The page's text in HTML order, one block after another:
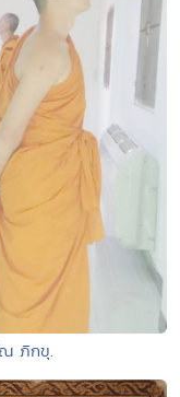
ภิกขุ.